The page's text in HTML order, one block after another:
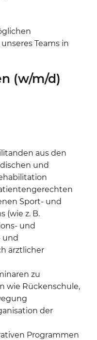
Teams in
(w/m/d)
aus den
und
Sport- und
(wie z. B.
und
und
ärztlicher
zu
wie Rückenschule,
der
Programmen